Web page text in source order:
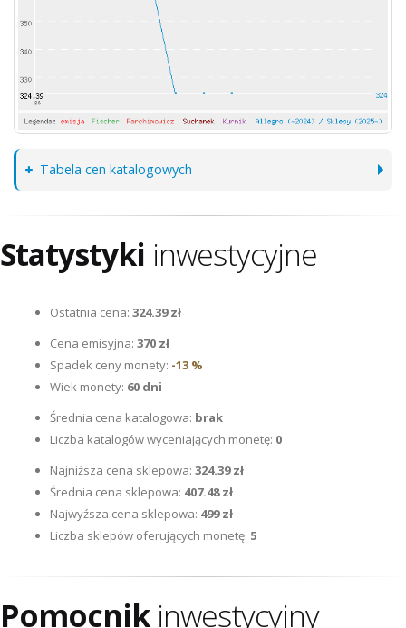
Tabela cen katalogowych
Statystyki inwestycyjne
Ostatnia cena: 324.39 zł
Cena emisyjna: 370 zł
Spadek ceny monety: -13 %
Wiek monety: 60 dni
Średnia cena katalogowa: brak
Liczba katalogów wyceniających monetę: 0
Najniższa cena sklepowa: 324.39 zł
Średnia cena sklepowa: 407.48 zł
Najwyźsza cena sklepowa: 499 zł
Liczba sklepów oferujących monetę: 5
Pomocnikinwestycyjny